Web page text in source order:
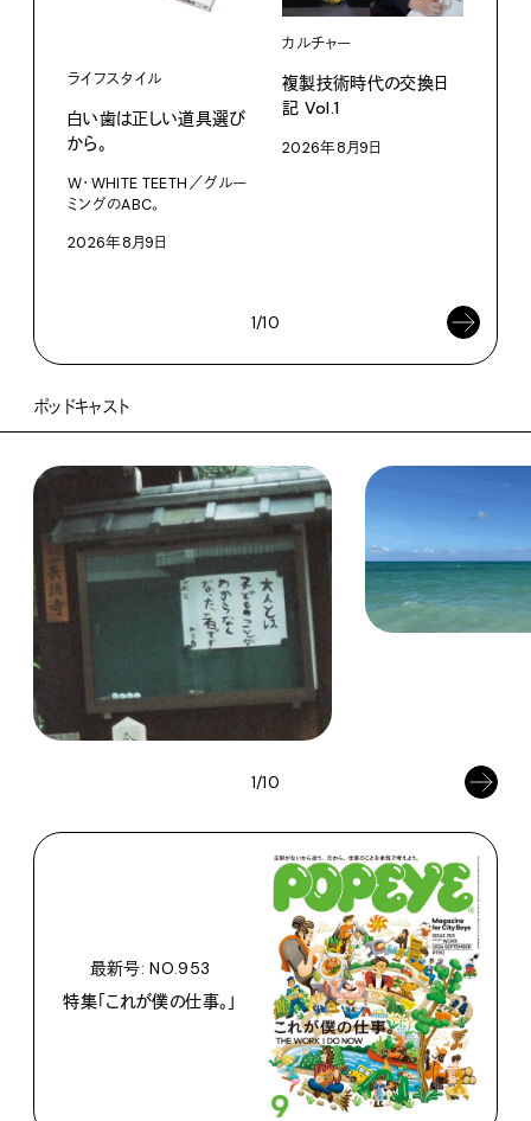
ライフスタイル
白い歯は正しい道具選び
から。
W・WHITE TEETH／グルー
ミングのABC。
2026年8月9日
カルチャー
複製技術時代の交換日
記 Vol.1
2026年8月9日
1/10
ポッドキャスト
1/10
最新号: NO.953
特集「これが僕の仕事。」